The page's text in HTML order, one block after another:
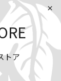
トア